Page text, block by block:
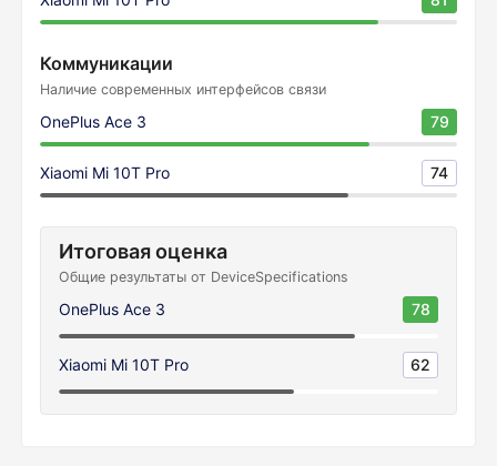
Коммуникации
Наличие современных интерфейсов связи
OnePlus Ace 3 79
Xiaomi Mi 10T Pro 74
Итоговая оценка
Общие результаты от DeviceSpecifications
OnePlus Ace 3 78
Xiaomi Mi 10T Pro 62